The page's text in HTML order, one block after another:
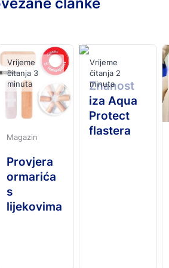
i u potpunosti zatvaraju
Magazin
Provjera
ormarića
s
lijekovima
Vrijeme
čitanja 3
minuta
Znanost
iza Aqua
Protect
flastera
Vrijeme
čitanja 2
minuta